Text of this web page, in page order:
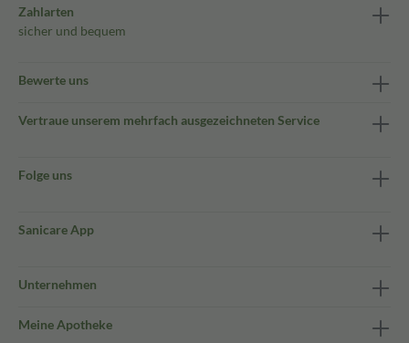
Zahlarten
sicher und bequem
Bewerte uns
Vertraue unserem mehrfach ausgezeichneten Service
Folge uns
Sanicare App
Unternehmen
Meine Apotheke